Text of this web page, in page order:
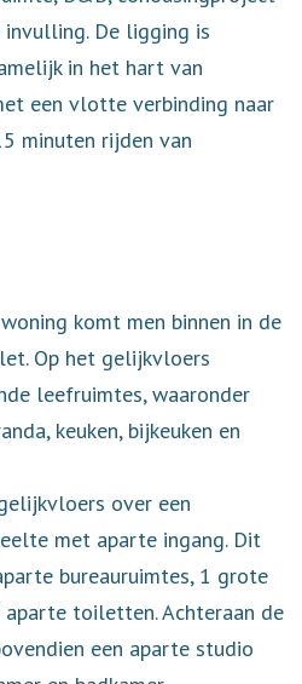
De ligging is
in het hart van
een vlotte verbinding naar
minuten rijden van
komt men binnen in de
Op het gelijkvloers
leefruimtes, waaronder
keuken, bijkeuken en
over een
met aparte ingang. Dit
bureauruimtes, 1 grote
toiletten. Achteraan de
een aparte studio